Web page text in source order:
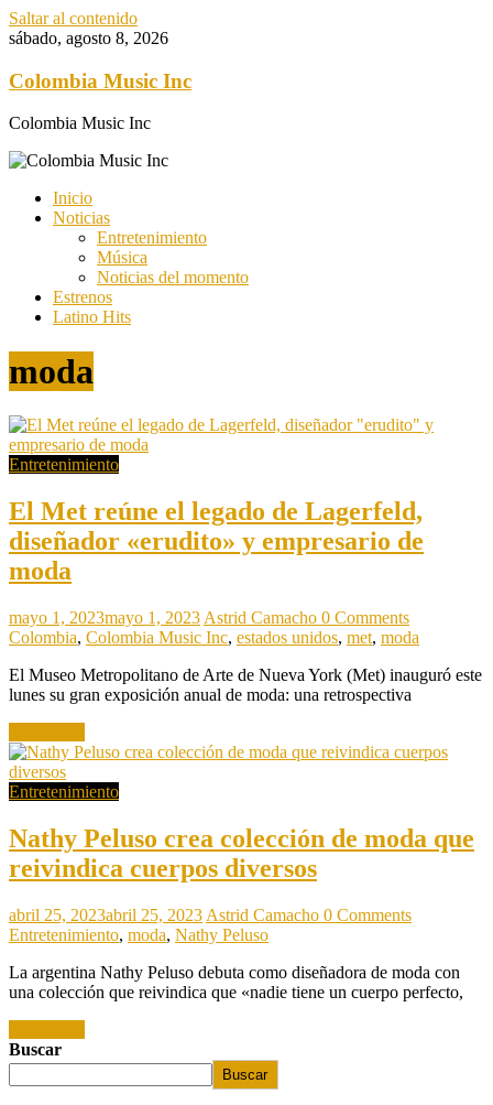
Saltar al contenido
sábado, agosto 8, 2026
Colombia Music Inc
Colombia Music Inc
Inicio
Noticias
Entretenimiento
Música
Noticias del momento
Estrenos
Latino Hits
moda
Entretenimiento
El Met reúne el legado de Lagerfeld,
diseñador «erudito» y empresario de
moda
mayo 1, 2023mayo 1, 2023 Astrid Camacho 0 Comments
Colombia, Colombia Music Inc, estados unidos, met, moda
El Museo Metropolitano de Arte de Nueva York (Met) inauguró este
lunes su gran exposición anual de moda: una retrospectiva
Entretenimiento
Nathy Peluso crea colección de moda que
reivindica cuerpos diversos
abril 25, 2023abril 25, 2023 Astrid Camacho 0 Comments
Entretenimiento, moda, Nathy Peluso
La argentina Nathy Peluso debuta como diseñadora de moda con
una colección que reivindica que «nadie tiene un cuerpo perfecto,
Buscar
Buscar